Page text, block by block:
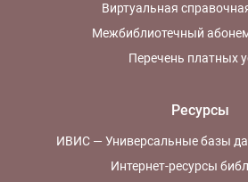
Виртуальная
Межбиблиотечный
Перечень платных
Ресурсы
ИВИС — Универсальные базы
Интернет-ресурсы